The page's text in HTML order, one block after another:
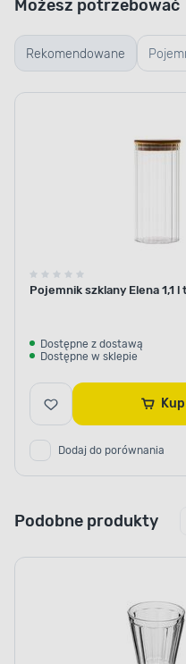
Rekomendowane
Możesz potrzebować
Pojemnik szklany Elena 1,1
Dostępne z dostawą
Dostępne w sklepie
Dodaj do porównania
Podobne produkty